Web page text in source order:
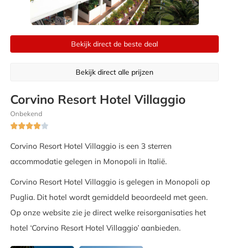
Bekijk direct de beste deal
Bekijk direct alle prijzen
Corvino Resort Hotel Villaggio
Onbekend

Corvino Resort Hotel Villaggio is een 3 sterren
accommodatie gelegen in Monopoli in Italië.
Corvino Resort Hotel Villaggio is gelegen in Monopoli op
Puglia. Dit hotel wordt gemiddeld beoordeeld met geen.
Op onze website zie je direct welke reisorganisaties het
hotel ‘Corvino Resort Hotel Villaggio’ aanbieden.